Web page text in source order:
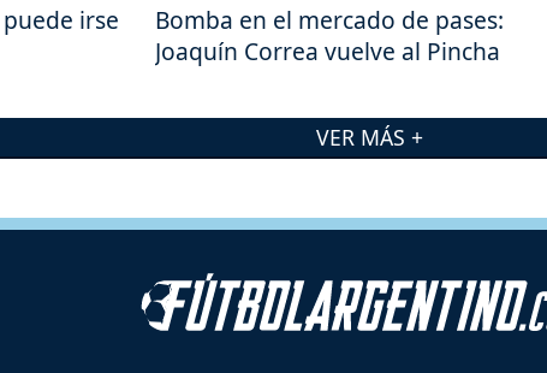
irse
Bomba en el mercado de pases:
Joaquín Correa vuelve al Pincha
VER MÁS +